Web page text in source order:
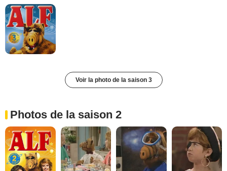
Voir la photo de la saison 3
Photos de la saison 2